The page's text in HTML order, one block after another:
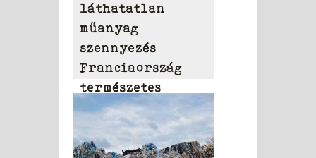
láthatatlan
műanyag
szennyezés
Franciaország
természetes
vizeiben